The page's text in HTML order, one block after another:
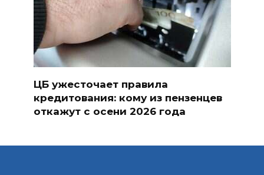
ЦБ ужесточает правила
кредитования: кому из пензенцев
откажут с осени 2026 года